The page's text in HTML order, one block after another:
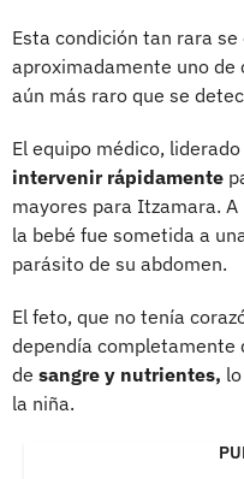
Esta condición tan rara
aproximadamente uno de
aún más raro que se
El equipo médico,
intervenir rápidamente
mayores para Itzamara.
la bebé fue sometida a
parásito de su abdomen.
El feto, que no tenía
dependía
de sangre y nutrientes,
la niña.